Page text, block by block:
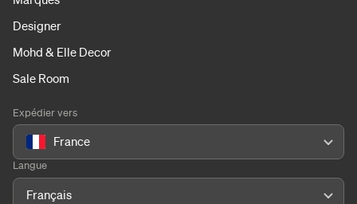
Designer
Mohd & Elle Decor
Sale Room
Expédier vers
France
Langue
Français